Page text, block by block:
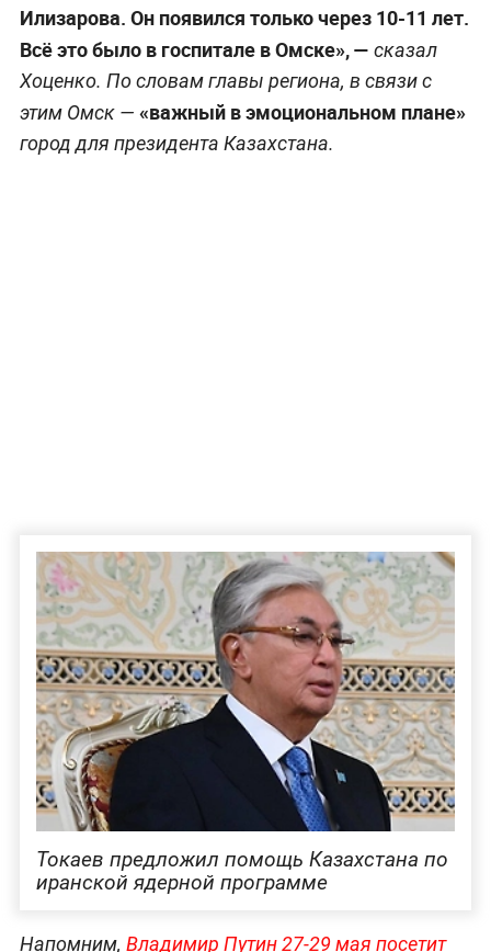
Илизарова. Он появился только через 10-11 лет.
Всё это было в госпитале в Омске», — сказал
Хоценко. По словам главы региона, в связи с
этим Омск — «важный в эмоциональном плане»
город для президента Казахстана.
Токаев предложил помощь Казахстана по
иранской ядерной программе
Напомним, Владимир Путин 27-29 мая посетит